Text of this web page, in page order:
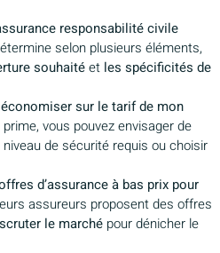
responsabilité civile
selon plusieurs éléments,
souhaitéet les spécificités de
sur le tarif de mon
vous pouvez envisager de
de sécurité requis ou choisir
d’assurance à bas prix pour
assureurs proposent des offres
scruter le marché pour dénicher le